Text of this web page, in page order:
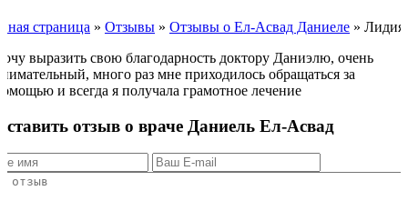
страница » Отзывы » Отзывы о Ел-Асвад Даниеле » Лидия
выразить свою благодарность доктору Даниэлю, очень
много раз мне приходилось обращаться за
и всегда я получала грамотное лечение
отзыв о враче Даниель Ел-Асвад